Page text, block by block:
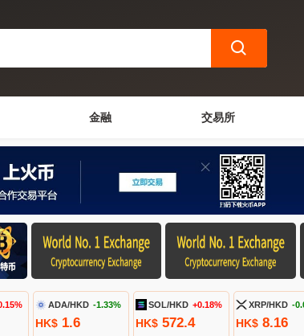
金融 交易所
ADA/HKD -1.33%
HK$1.6
SOL/HKD +0.18%
HK$ 572.4
XRP/HKD -
HK$ 8.16